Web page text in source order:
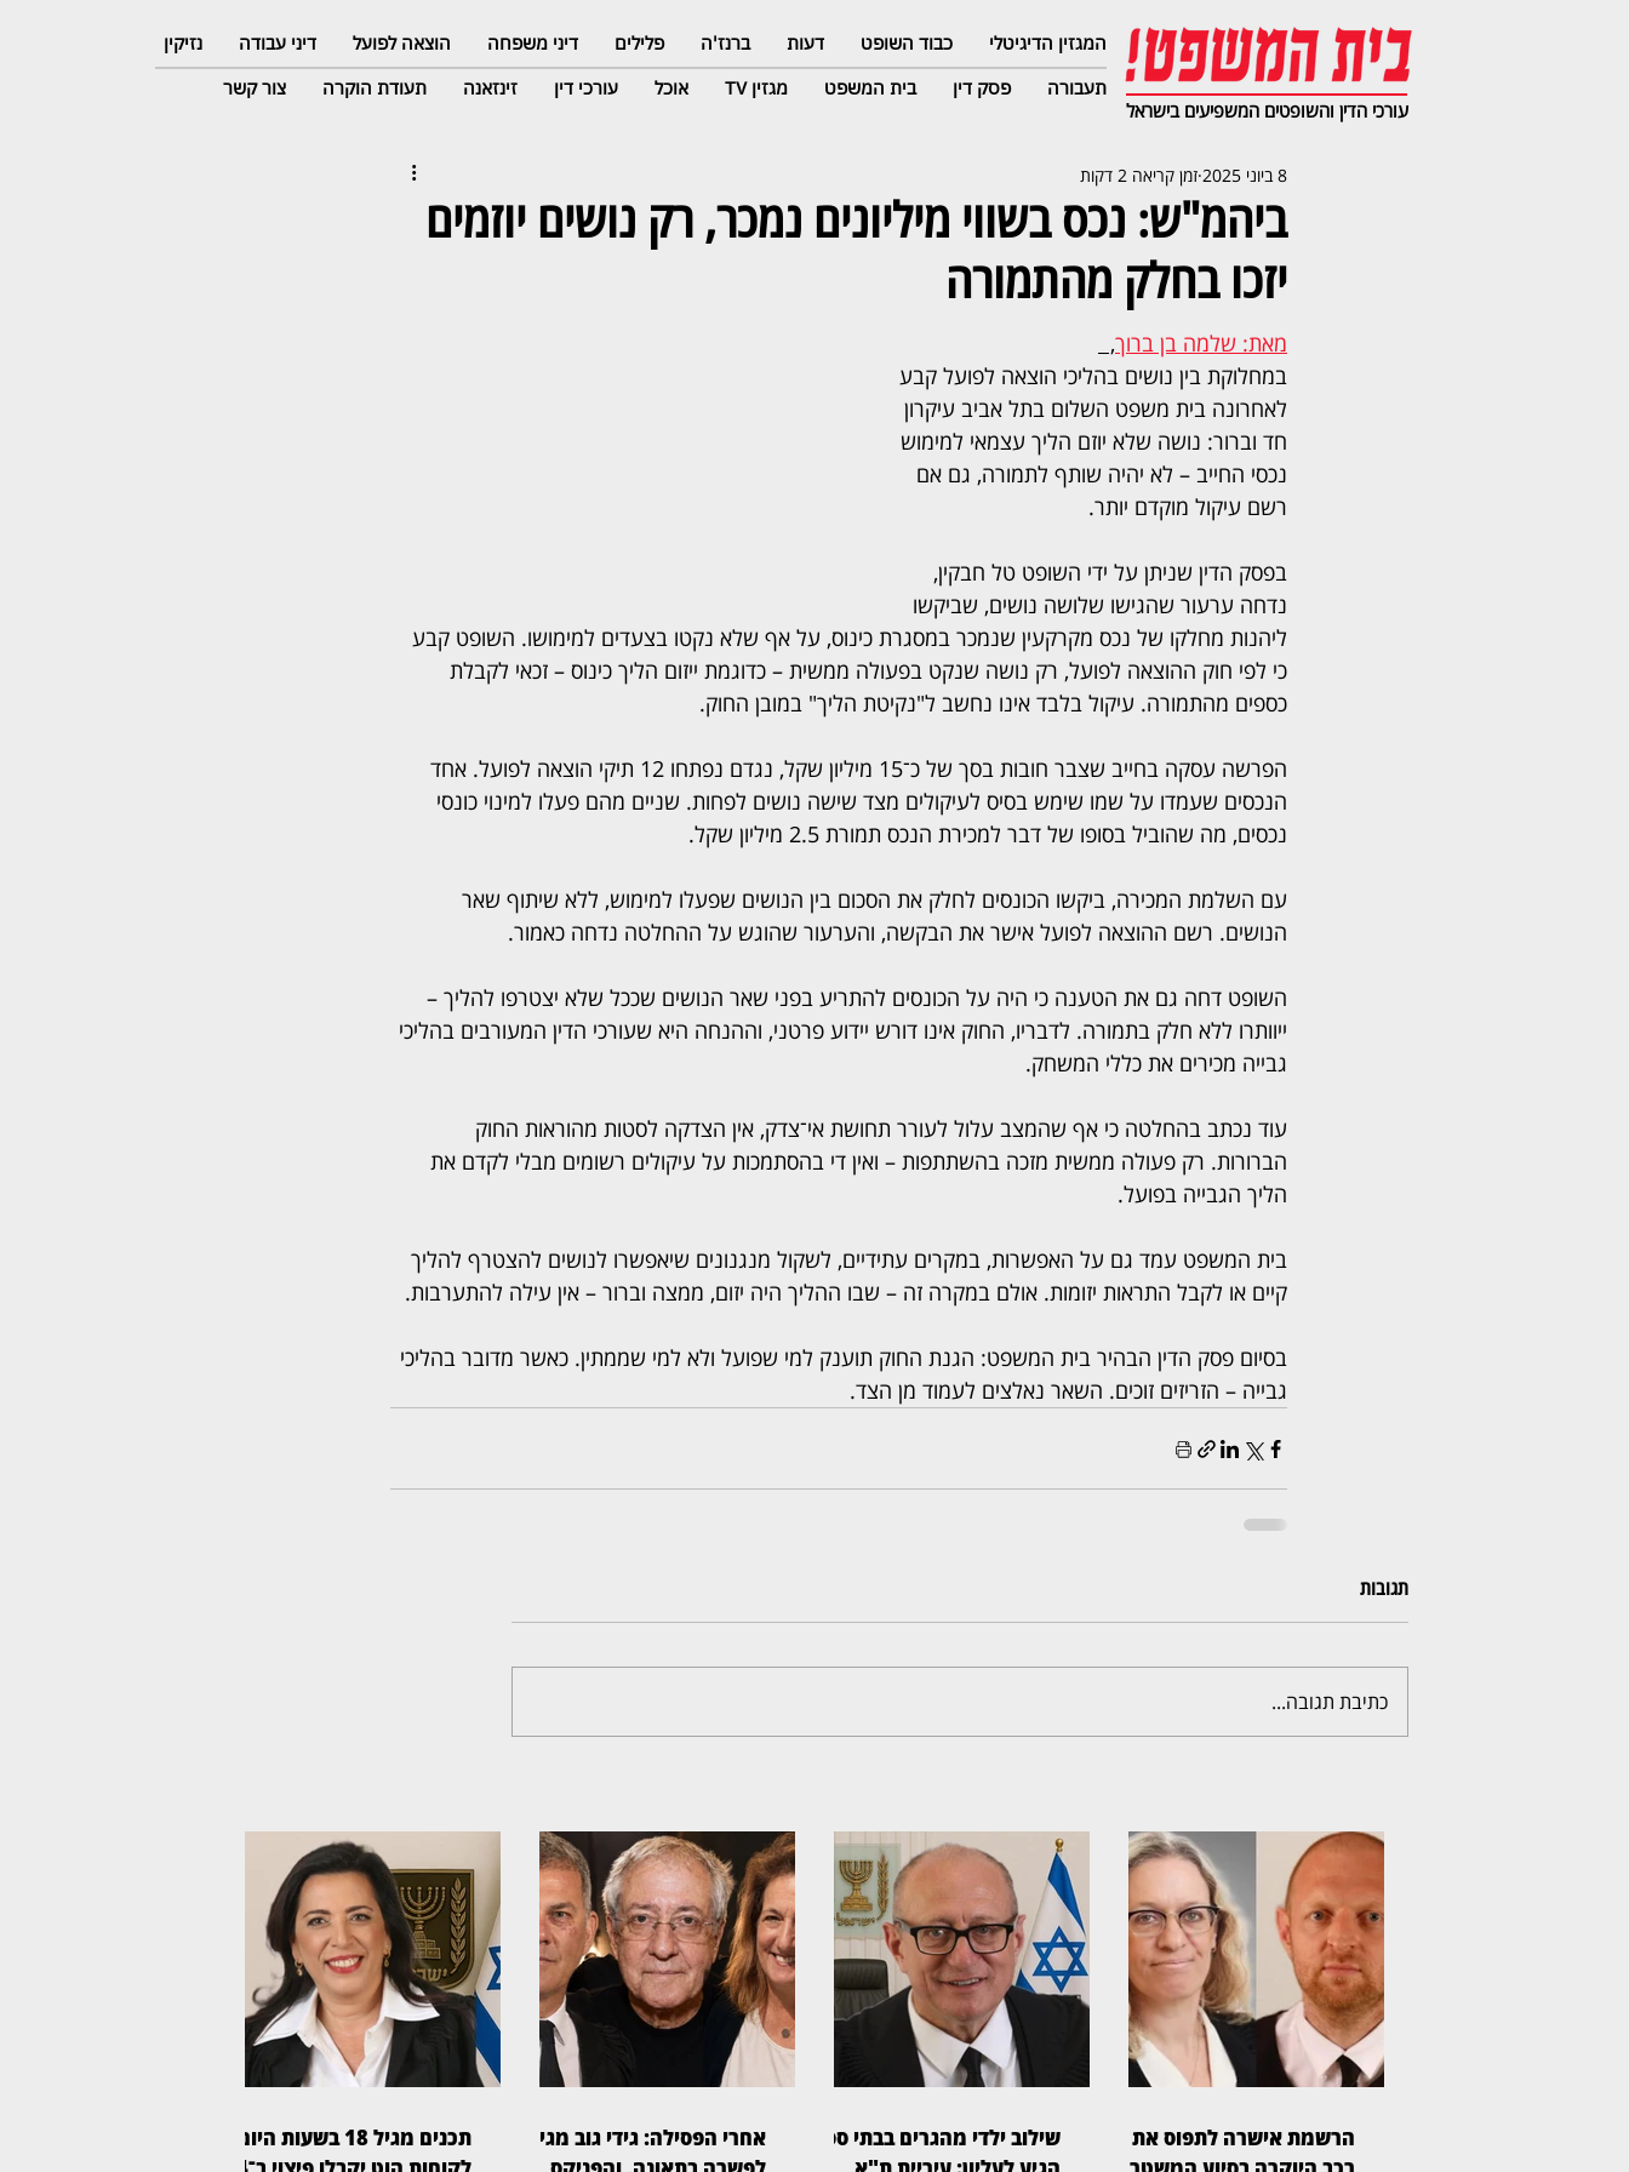
המגזין הדיגיטלי כבוד השופט דעות ברנז'ה פלילים דיני משפחה הוצאה לפועל דיני עבודה
נזיקין
תעבורה
פסק דין בית המשפט מגזין TV אוכל עורכי דין זינזאנה תעודת הוקרה צור קשר
עורכי הדין והשופטים המשפיעים בישראל
ביהמ"ש: נכס בשווי מיליונים נמכר, רק נושים יוזמים
יזכו בחלק מהתמורה
8 ביוני 2025 זמן קריאה 2 דקות
מאת: שלמה בן ברוך,
במחלוקת בין נושים בהליכי הוצאה לפועל קבע
לאחרונה בית משפט השלום בתל אביב עיקרון
חד וברור: נושה שלא יוזם הליך עצמאי למימוש
נכסי החייב – לא יהיה שותף לתמורה, גם אם
רשם עיקול מוקדם יותר.
בפסק הדין שניתן על ידי השופט טל חבקין,
נדחה ערעור שהגישו שלושה נושים, שביקשו
ליהנות מחלקו של נכס מקרקעין שנמכר במסגרת כינוס, על אף שלא נקטו בצעדים למימושו. השופט קבע
כי לפי חוק ההוצאה לפועל, רק נושה שנקט בפעולה ממשית – כדוגמת ייזום הליך כינוס – זכאי לקבלת
כספים מהתמורה. עיקול בלבד אינו נחשב ל"נקיטת הליך" במובן החוק.
הפרשה עסקה בחייב שצבר חובות בסך של כ־15 מיליון שקל, נגדם נפתחו 12 תיקי הוצאה לפועל. אחד
הנכסים שעמדו על שמו שימש בסיס לעיקולים מצד שישה נושים לפחות. שניים מהם פעלו למינוי כונסי
נכסים, מה שהוביל בסופו של דבר למכירת הנכס תמורת 2.5 מיליון שקל.
עם השלמת המכירה, ביקשו הכונסים לחלק את הסכום בין הנושים שפעלו למימוש, ללא שיתוף שאר
הנושים. רשם ההוצאה לפועל אישר את הבקשה, והערעור שהוגש על ההחלטה נדחה כאמור.
השופט דחה גם את הטענה כי היה על הכונסים להתריע בפני שאר הנושים שככל שלא יצטרפו להליך –
ייוותרו ללא חלק בתמורה. לדבריו, החוק אינו דורש יידוע פרטני, וההנחה היא שעורכי הדין המעורבים בהליכי
גבייה מכירים את כללי המשחק.
עוד נכתב בהחלטה כי אף שהמצב עלול לעורר תחושת אי־צדק, אין הצדקה לסטות מהוראות החוק
הברורות. רק פעולה ממשית מזכה בהשתתפות – ואין די בהסתמכות על עיקולים רשומים מבלי לקדם את
הליך הגבייה בפועל.
בית המשפט עמד גם על האפשרות, במקרים עתידיים, לשקול מנגנונים שיאפשרו לנושים להצטרף להליך
קיים או לקבל התראות יזומות. אולם במקרה זה – שבו ההליך היה יזום, ממצה וברור – אין עילה להתערבות.
בסיום פסק הדין הבהיר בית המשפט: הגנת החוק תוענק למי שפועל ולא למי שממתין. כאשר מדובר בהליכי
גבייה – הזריזים זוכים. השאר נאלצים לעמוד מן הצד.
תגובות
כתיבת תגובה...
הרשמת אישרה לתפוס את
שילוב ילדי מהגרים בבתי ספר
אחרי הפסילה: גידי גוב מגיע
תכנים מגיל 18 בשעות היום: